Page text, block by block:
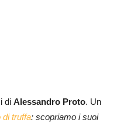
di Alessandro Proto. Un
di truffa: scopriamo i suoi